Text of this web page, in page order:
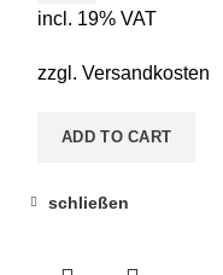
incl. 19% VAT
zzgl. Versandkosten
ADD TO CART
schließen